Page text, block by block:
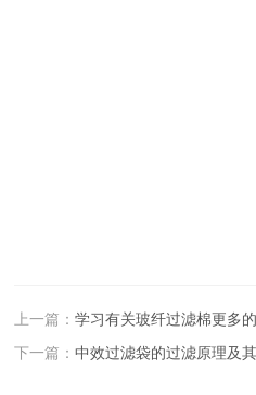
上一篇：学习有关玻纤过滤棉更多
下一篇：中效过滤袋的过滤原理及